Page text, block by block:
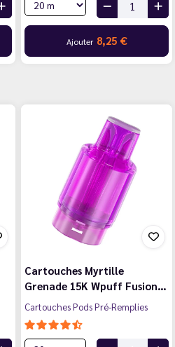
Ajouter 8,25 €
Cartouches Myrtille
Grenade 15K Wpuff Fusion…
Cartouches Pods Pré-Remplies